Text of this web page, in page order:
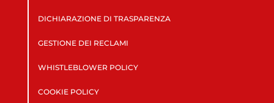
DICHIARAZIONE DI TRASPARENZA
GESTIONE DEI RECLAMI
WHISTLEBLOWER POLICY
COOKIE POLICY